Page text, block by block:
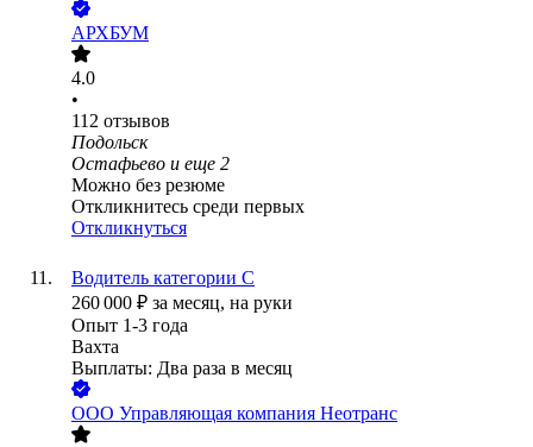
АРХБУМ
4.0
•
112 отзывов
Подольск
Остафьево и еще 2
Можно без резюме
Откликнитесь среди первых
Откликнуться
Водитель категории С
260 000 ₽ за месяц, на руки
Опыт 1-3 года
Вахта
Выплаты: Два раза в месяц
ООО Управляющая компания Неотранс